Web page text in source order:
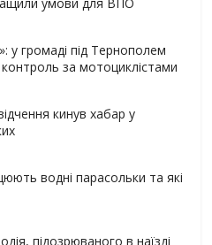
у громаді під Тернополем
за мотоциклістами
кинув хабар у
водні парасольки та які
підозрюваного в наїзді